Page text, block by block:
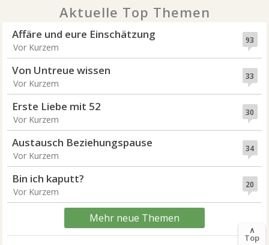
Aktuelle Top Themen
93
Affäre und eure Einschätzung
Vor Kurzem
33
Von Untreue wissen
Vor Kurzem
30
Erste Liebe mit 52
Vor Kurzem
34
Austausch Beziehungspause
Vor Kurzem
20
Bin ich kaputt?
Vor Kurzem
Mehr neue Themen
∧
Top